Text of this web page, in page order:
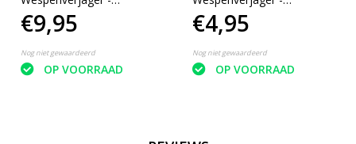
Ongedierteval - Voorkomt
wespen - Verjaagd Wespen
- Weg met Wespen
€9,95
Nog niet gewaardeerd
OP VOORRAAD
Wespenvanger - Buiten -
Lokstof - Kunststof - groen
- transparant
€4,95
Nog niet gewaardeerd
OP VOORRAAD